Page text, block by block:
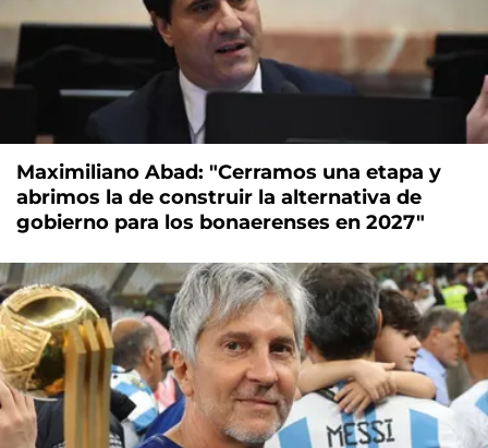
Maximiliano Abad: "Cerramos una etapa y
abrimos la de construir la alternativa de
gobierno para los bonaerenses en 2027"